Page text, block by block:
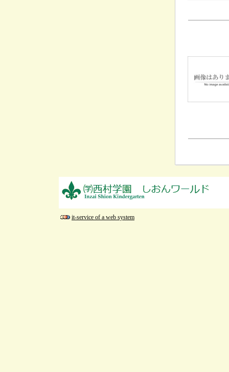
it-service of a web system